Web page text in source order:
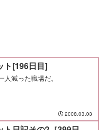
ト[196日目]
人減った職場だ。
2008.03.03